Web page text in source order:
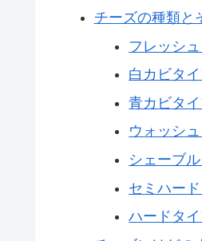
チーズの種類と
フレッシ
白カビタ
青カビタ
ウォッシ
シェーブ
セミハー
ハードタ